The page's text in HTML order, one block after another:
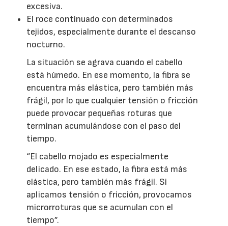
excesiva.
El roce continuado con determinados
tejidos, especialmente durante el descanso
nocturno.
La situación se agrava cuando el cabello
está húmedo. En ese momento, la fibra se
encuentra más elástica, pero también más
frágil, por lo que cualquier tensión o fricción
puede provocar pequeñas roturas que
terminan acumulándose con el paso del
tiempo.
“El cabello mojado es especialmente
delicado. En ese estado, la fibra está más
elástica, pero también más frágil. Si
aplicamos tensión o fricción, provocamos
microrroturas que se acumulan con el
tiempo”.